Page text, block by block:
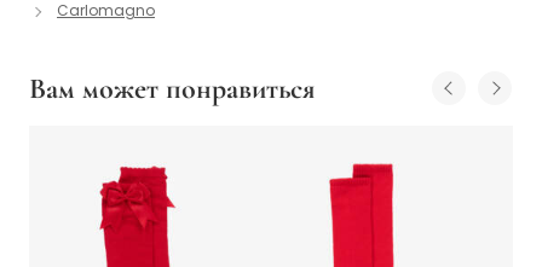
Carlomagno
Вам может понравиться